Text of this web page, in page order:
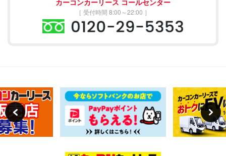
カーコンカーリース コールセンター
［ 受付時間 8:00～22:00 ］